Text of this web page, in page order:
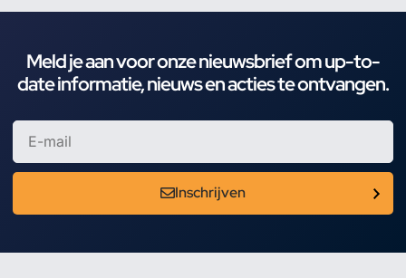
Meld je aan voor onze nieuwsbrief om up-to-
date informatie, nieuws en acties te ontvangen.
Inschrijven